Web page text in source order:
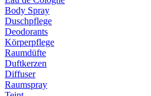
Body Spray
Duschpflege
Deodorants
Körperpflege
Raumdüfte
Duftkerzen
Diffuser
Raumspray